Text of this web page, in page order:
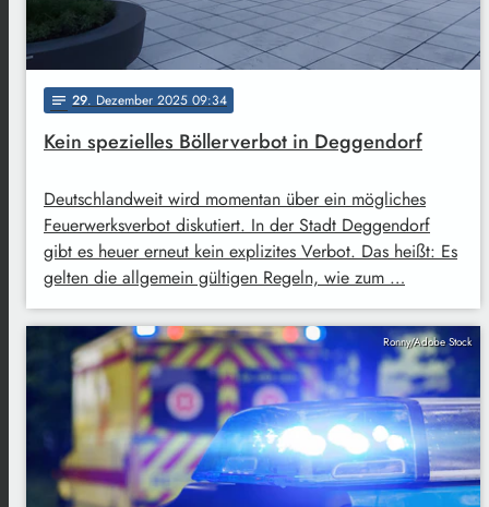
notes 29. Dezember 2025 09:34
Kein spezielles Böllerverbot in Deggendorf
Deutschlandweit wird momentan über ein mögliches
Feuerwerksverbot diskutiert. In der Stadt Deggendorf
gibt es heuer erneut kein explizites Verbot. Das heißt: Es
gelten die allgemein gültigen Regeln, wie zum …
Ronny/Adobe Stock